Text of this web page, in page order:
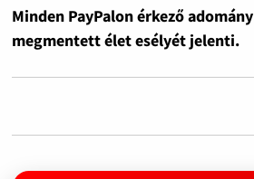
Minden PayPalon érkező
megmentett élet esélyét jelenti.